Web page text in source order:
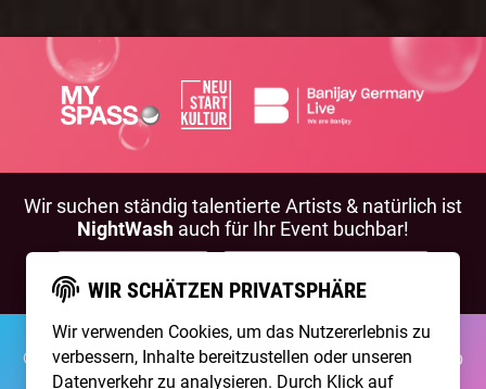
Wir suchen ständig talentierte Artists & natürlich ist
NightWash auch für Ihr Event buchbar!
©2026 Brainpool LiveÜber UnsKontaktMembership
ImpressumDatenschutz
WIR SCHÄTZEN PRIVATSPHÄRE
Wir verwenden Cookies, um das Nutzererlebnis zu
verbessern, Inhalte bereitzustellen oder unseren
Datenverkehr zu analysieren. Durch Klick auf